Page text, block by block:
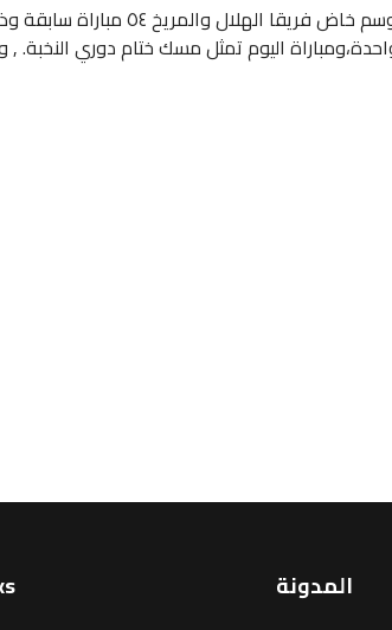
المدونة